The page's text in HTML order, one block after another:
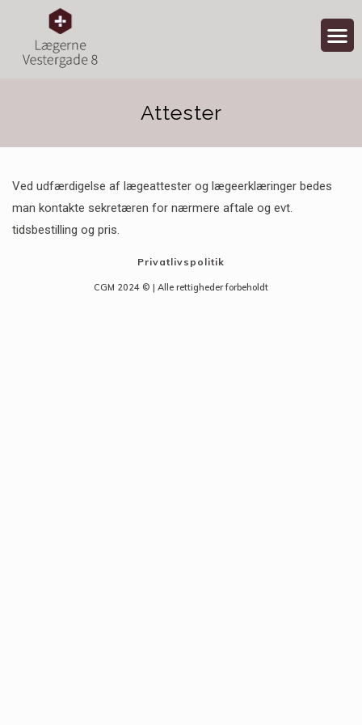
Attester
Ved udfærdigelse af lægeattester og lægeerklæringer bedes
man kontakte sekretæren for nærmere aftale og evt.
tidsbestilling og pris.
Privatlivspolitik
CGM 2024 ©​ | Alle rettigheder forbeholdt